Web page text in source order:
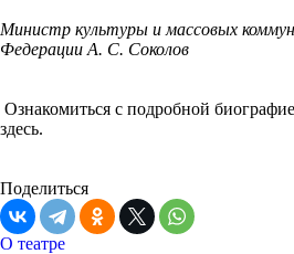
Министр культуры и массовых
Федерации А. С. Соколов
Ознакомиться с подробной
здесь.
Поделиться
О театре